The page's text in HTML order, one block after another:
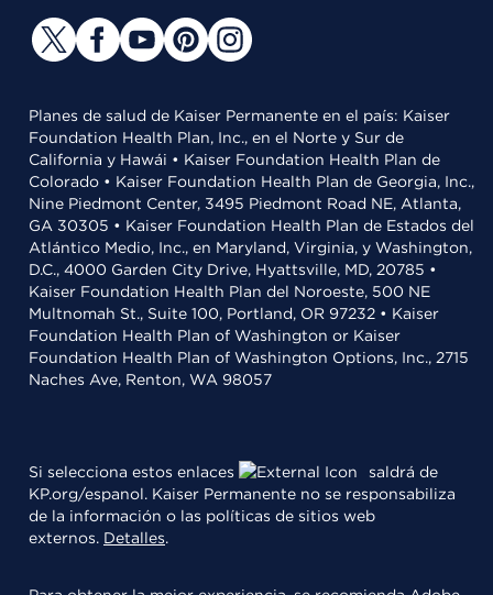
Planes de salud de Kaiser Permanente en el país: Kaiser
Foundation Health Plan, Inc., en el Norte y Sur de
California y Hawái • Kaiser Foundation Health Plan de
Colorado • Kaiser Foundation Health Plan de Georgia, Inc.,
Nine Piedmont Center, 3495 Piedmont Road NE, Atlanta,
GA 30305 • Kaiser Foundation Health Plan de Estados del
Atlántico Medio, Inc., en Maryland, Virginia, y Washington,
D.C., 4000 Garden City Drive, Hyattsville, MD, 20785 •
Kaiser Foundation Health Plan del Noroeste, 500 NE
Multnomah St., Suite 100, Portland, OR 97232 • Kaiser
Foundation Health Plan of Washington or Kaiser
Foundation Health Plan of Washington Options, Inc., 2715
Naches Ave, Renton, WA 98057
Si selecciona estos enlaces
saldrá de
KP.org/espanol. Kaiser Permanente no se responsabiliza
de la información o las políticas de sitios web
externos. Detalles.